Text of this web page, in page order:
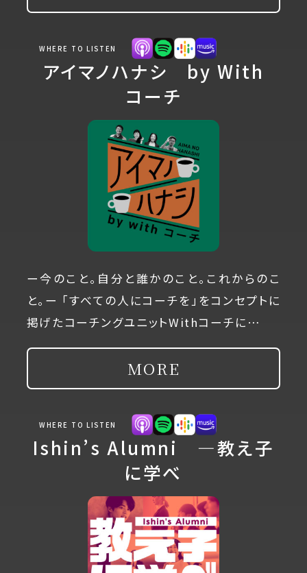
WHERE TO LISTEN
アイマノハナシ by With
コーチ
ー今のこと。自分と誰かのこと。これからのこ
と。ー 「すべての人にコーチを」をコンセプトに
掲げたコーチングユニットWithコーチに…
MORE
WHERE TO LISTEN
Ishin’s Alumni ―教え子
に学べ